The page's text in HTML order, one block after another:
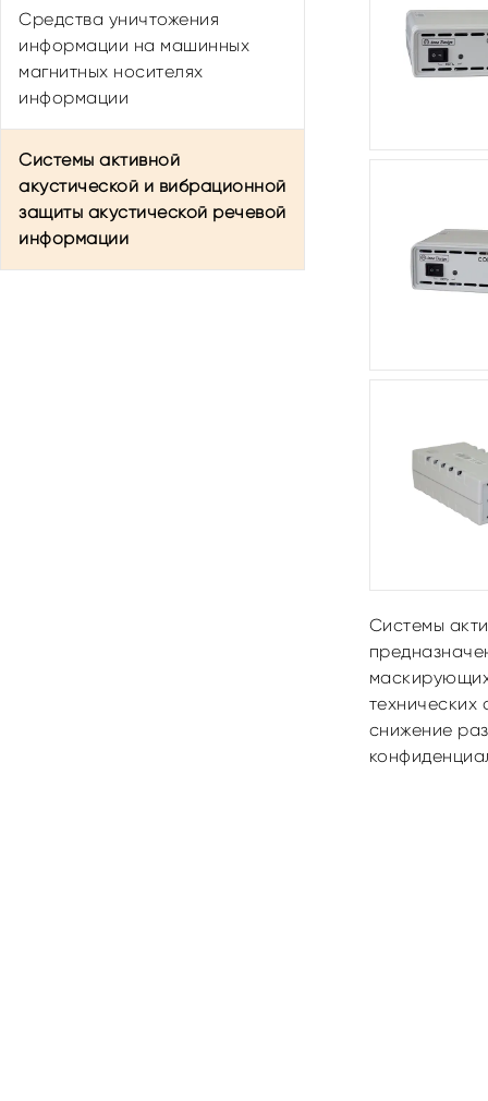
Ноутбук в защищенном
исполнении
Средства уничтожения
информации на машинных
магнитных носителях
информации
Системы активной
акустической и вибрационной
защиты акустической речевой
информации
Системы
снижение